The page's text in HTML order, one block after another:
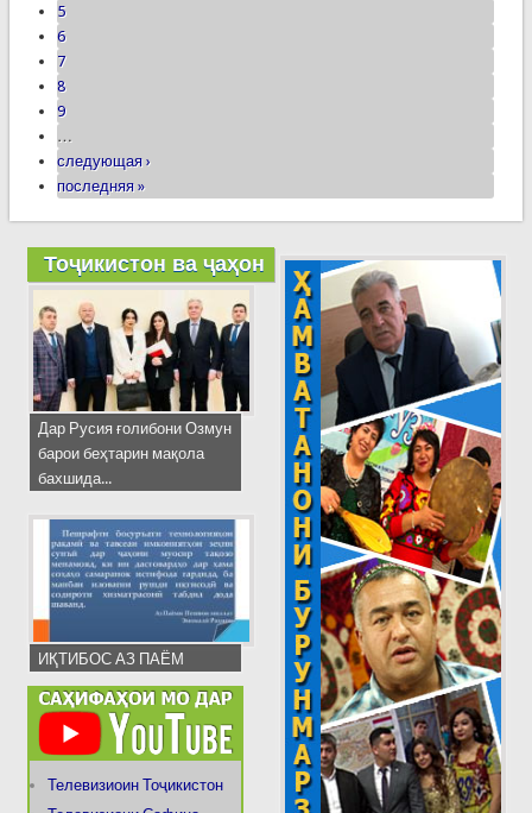
5
6
7
8
9
…
следующая ›
последняя »
Тоҷикистон ва ҷаҳон
Дар Русия ғолибони Озмун
барои беҳтарин мақола
бахшида...
ИҚТИБОС АЗ ПАЁМ
Телевизиоин Тоҷикистон